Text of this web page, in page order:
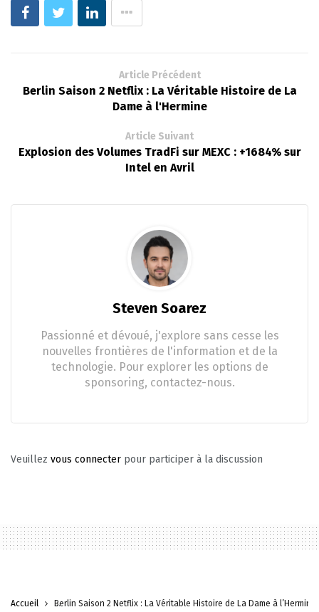
Article Précédent
Berlin Saison 2 Netflix : La Véritable Histoire de La
Dame à l'Hermine
Article Suivant
Explosion des Volumes TradFi sur MEXC : +1684% sur
Intel en Avril
Steven Soarez
Passionné et dévoué, j'explore sans cesse les
nouvelles frontières de l'information et de la
technologie. Pour explorer les options de
sponsoring, contactez-nous.
Veuillez vous connecter pour participer à la discussion
Accueil Berlin Saison 2 Netflix : La Véritable Histoire de La Dame à l’Hermine